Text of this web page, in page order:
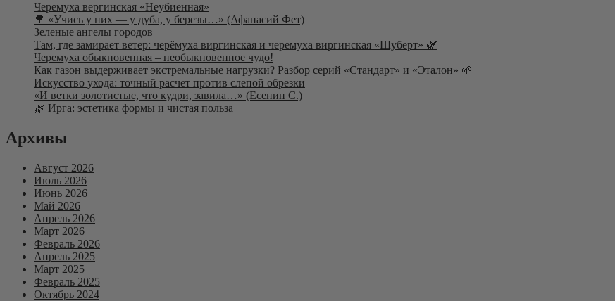
Черемуха вергинская «Неубиенная»
🌳 «Учись у них — у дуба, у березы…» (Афанасий Фет)
Зеленые ангелы городов
Там, где замирает ветер: черёмуха виргинская и черемуха виргинская «Шуберт» 🌿
Черемуха обыкновенная – необыкновенное чудо!
Как газон выдерживает экстремальные нагрузки? Разбор серий «Стандарт» и «Эталон» 🌱
Искусство ухода: точный расчет против слепой обрезки
«И ветки золотистые, что кудри, завила…» (Есенин С.)
🌿 Ирга: эстетика формы и чистая польза
Архивы
Август 2026
Июль 2026
Июнь 2026
Май 2026
Апрель 2026
Март 2026
Февраль 2026
Апрель 2025
Март 2025
Февраль 2025
Октябрь 2024